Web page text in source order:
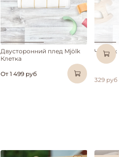
Двусторонний плед Mjölk
Клетка
От 1 499 руб
Чепчик
329 руб